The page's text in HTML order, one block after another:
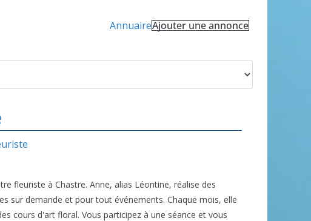
AnnuaireAjouter une annonce
fleuriste à Chastre. Anne, alias Léontine, réalise des
sur demande et pour tout événements. Chaque mois, elle
cours d'art floral. Vous participez à une séance et vous